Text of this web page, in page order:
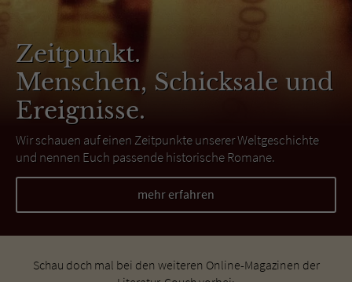
Zeitpunkt.
Menschen, Schicksale und
Ereignisse.
Wir schauen auf einen Zeitpunkte unserer Weltgeschichte
und nennen Euch passende historische Romane.
mehr erfahren
Schau doch mal bei den weiteren Online-Magazinen der